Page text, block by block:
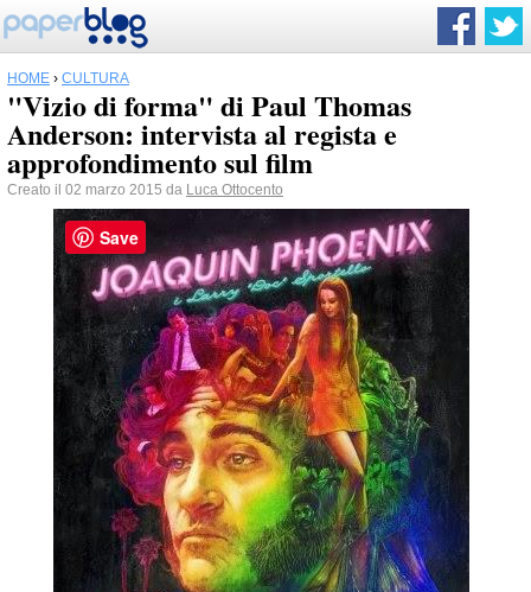
HOME › CULTURA
"Vizio di forma" di Paul Thomas
Anderson: intervista al regista e
approfondimento sul film
Creato il 02 marzo 2015 da Luca Ottocento
Save